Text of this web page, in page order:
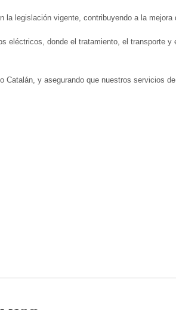
legislación vigente, contribuyendo a la mejora
eléctricos, donde el tratamiento, el transporte
Catalán, y asegurando que nuestros servicios